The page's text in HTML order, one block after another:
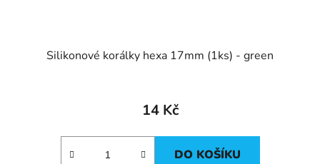
Silikonové korálky hexa 17mm (1ks) - green
14 Kč
DO KOŠÍKU